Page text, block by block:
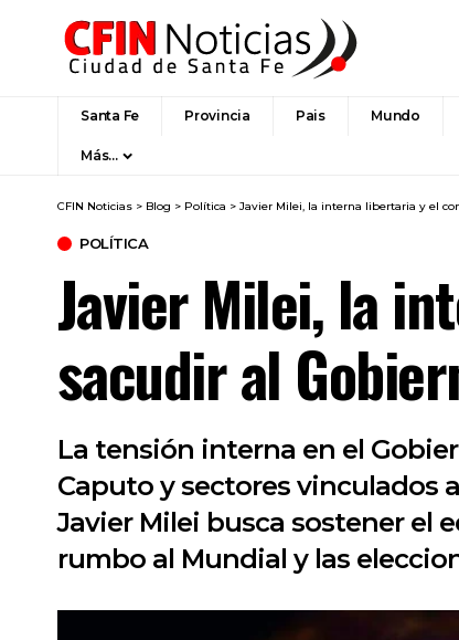
Santa Fe Provincia Pais Mundo
Más…
CFIN Noticias > Blog > Política > Javier Milei, la interna libertaria y el
POLÍTICA
Javier Milei, la
sacudir al
La tensión interna en el
Caputo y sectores vinculados
Javier Milei busca sostener el
rumbo al Mundial y las